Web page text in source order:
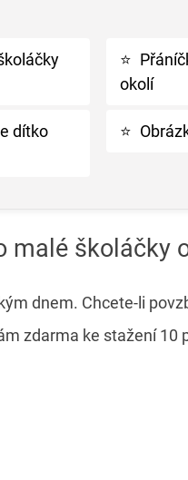
dítko
⭐
okolí
⭐
malé školáčky
dnem. Chcete-li
zdarma ke stažení 10